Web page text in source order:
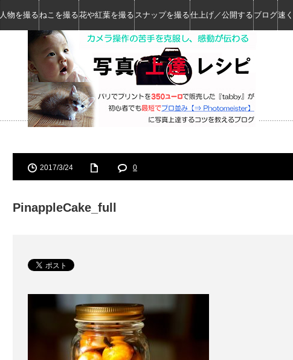
人物を撮るねこを撮る花や紅葉を撮る スナップを撮る仕上げ／公開する ブログ速
2017/3/24 0
PinappleCake_full